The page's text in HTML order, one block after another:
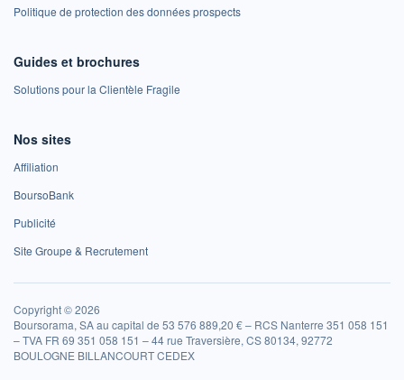
Politique de protection des données prospects
Guides et brochures
Solutions pour la Clientèle Fragile
Nos sites
Affiliation
BoursoBank
Publicité
Site Groupe & Recrutement
Copyright © 2026
Boursorama, SA au capital de 53 576 889,20 € – RCS Nanterre 351 058 151
– TVA FR 69 351 058 151 – 44 rue Traversière, CS 80134, 92772
BOULOGNE BILLANCOURT CEDEX